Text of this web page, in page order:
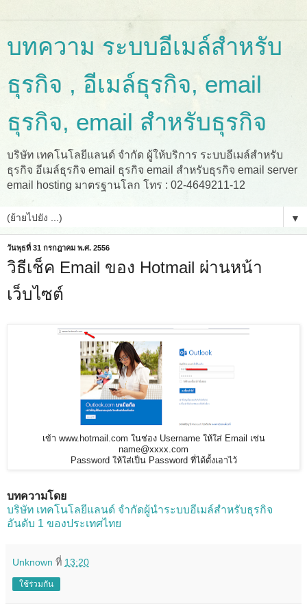
บทความ ระบบอีเมล์สำหรับ
ธุรกิจ , อีเมล์ธุรกิจ, email
ธุรกิจ, email สำหรับธุรกิจ
บริษัท เทคโนโลยีแลนด์ จำกัด ผู้ให้บริการ ระบบอีเมล์สำหรับ
ธุรกิจ อีเมล์ธุรกิจ email ธุรกิจ email สำหรับธุรกิจ email server
email hosting มาตรฐานโลก โทร : 02-4649211-12
▼
วันพุธที่ 31 กรกฎาคม พ.ศ. 2556
วิธีเช็ค Email ของ Hotmail ผ่านหน้า
เว็บไซต์
เข้า www.hotmail.com ในช่อง Username ให้ใส่ Email เช่น
name@xxxx.com
Password ให้ใส่เป็น Password ที่ได้ตั้งเอาไว้
บทความโดย
บริษัท เทคโนโลยีแลนด์ จำกัดผู้นำระบบอีเมล์สำหรับธุรกิจ
อันดับ 1 ของประเทศไทย
Unknown ที่ 13:20
ใช้ร่วมกัน